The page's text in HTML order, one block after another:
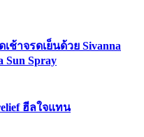
ช้าจรดเย็นด้วย Sivanna
Sun Spray
ฮีลใจแทน